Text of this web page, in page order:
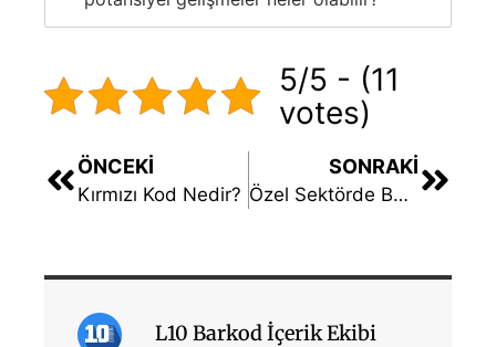
5/5 - (11
votes)
ÖNCEKI
Kırmızı Kod Nedir?
SONRAKI
Özel Sektörde Barkod Sistemleri Nasıl Kullanılır?
L10 Barkod İçerik Ekibi